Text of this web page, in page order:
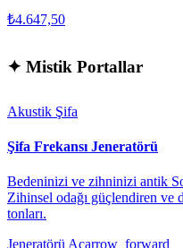
₺4.647,50
✦ Mistik Portallar
Akustik Şifa
Şifa Frekansı Jeneratörü
Bedeninizi ve zihninizi antik
Zihinsel odağı güçlendiren ve
tonları.
Jeneratörü Açarrow_forward